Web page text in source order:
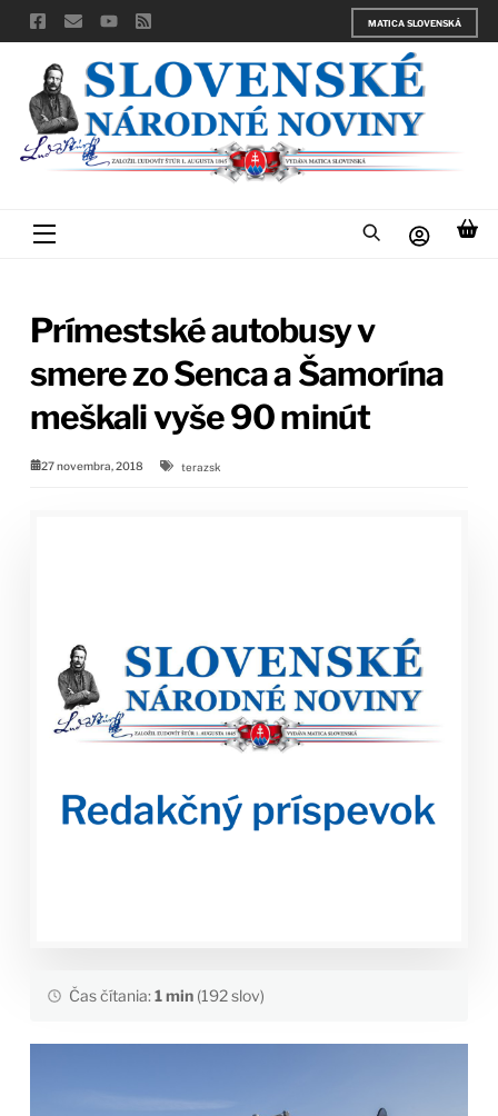
Skip
to
content
MATICA SLOVENSKÁ
Menu
Prímestské autobusy v
smere zo Senca a Šamorína
meškali vyše 90 minút
27 novembra, 2018 terazsk
Čas čítania:1 min(192 slov)